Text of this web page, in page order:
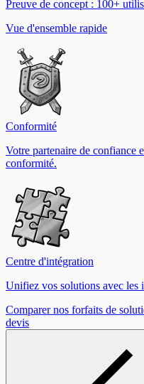
Preuve de concept : 100+
Vue d'ensemble rapide
Conformité
Votre partenaire de confiance
conformité.
Centre d'intégration
Unifiez vos solutions avec
Comparer nos forfaits de
devis